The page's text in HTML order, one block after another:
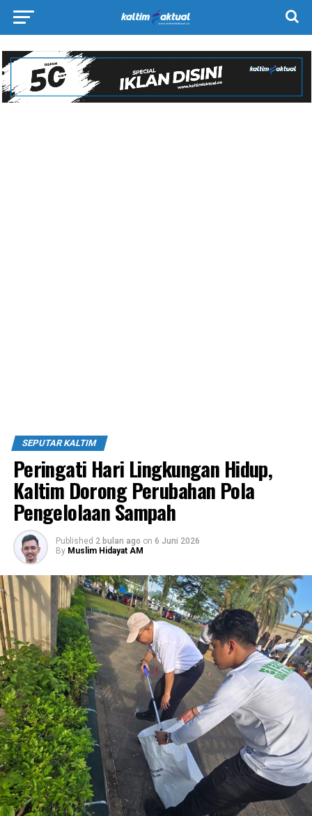
SEPUTAR KALTIM
Peringati Hari Lingkungan Hidup,
Kaltim Dorong Perubahan Pola
Pengelolaan Sampah
Published 2 bulan ago on 6 Juni 2026
By Muslim Hidayat AM